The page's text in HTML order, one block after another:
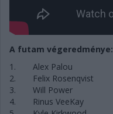
A futam végeredménye:
1.
Alex Palou
2.
Felix Rosenqvist
3.
Will Power
4.
Rinus VeeKay